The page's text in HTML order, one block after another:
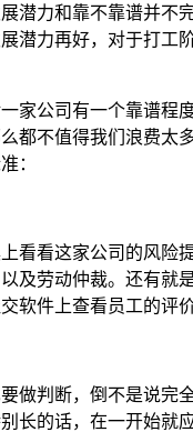
潜力和靠不靠谱并不
潜力再好，对于打工
家公司有一个靠谱程
都不值得我们浪费太
：
看看这家公司的风险
及劳动仲裁。还有就
软件上查看员工的评价
做判断，倒不是说完
长的话，在一开始就